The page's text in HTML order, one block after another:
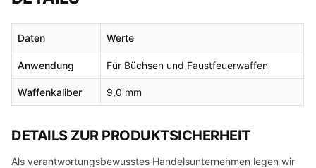
Daten Werte
Anwendung Für Büchsen und Faustfeuerwaffen
Waffenkaliber 9,0 mm
DETAILS ZUR PRODUKTSICHERHEIT
Als verantwortungsbewusstes Handelsunternehmen legen wir